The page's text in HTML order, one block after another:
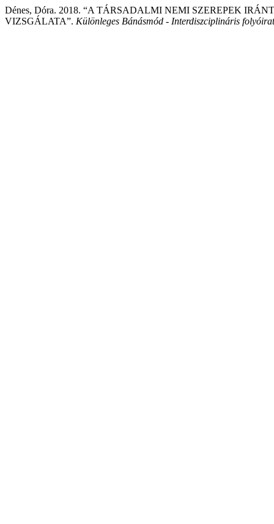
Dénes, Dóra. 2018. “A TÁRSADALMI NEMI SZEREPEK
VIZSGÁLATA”. Különleges Bánásmód - Interdiszciplináris folyóirat